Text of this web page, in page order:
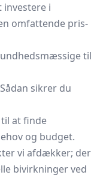
i
omfattende pris-
til
sikrer du
at finde
og budget.
vi afdækker; der
bivirkninger ved